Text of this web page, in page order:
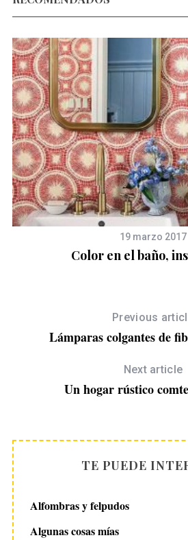
19 marzo 2017
Color en el baño,
Previous
Lámparas colgantes de
Next article
Un hogar rústico
TE PUEDE
Alfombras y felpudos
Algunas cosas mías